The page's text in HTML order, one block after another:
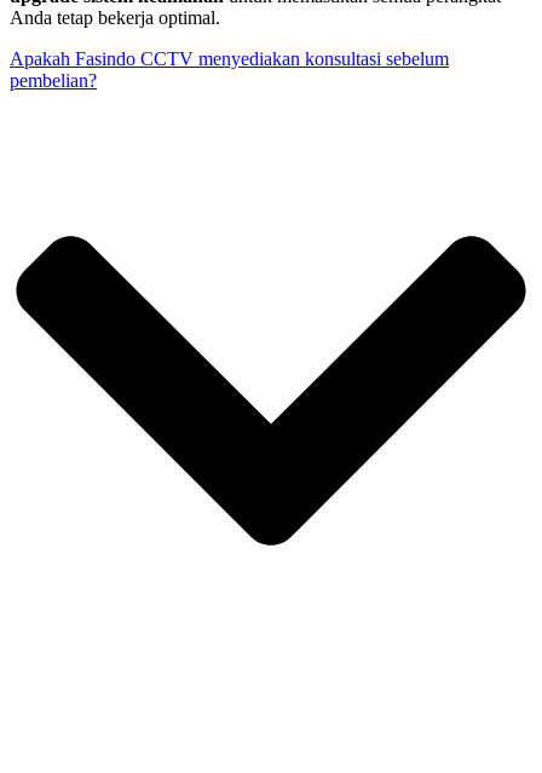
Anda tetap bekerja optimal.
Apakah Fasindo CCTV menyediakan konsultasi sebelum
pembelian?